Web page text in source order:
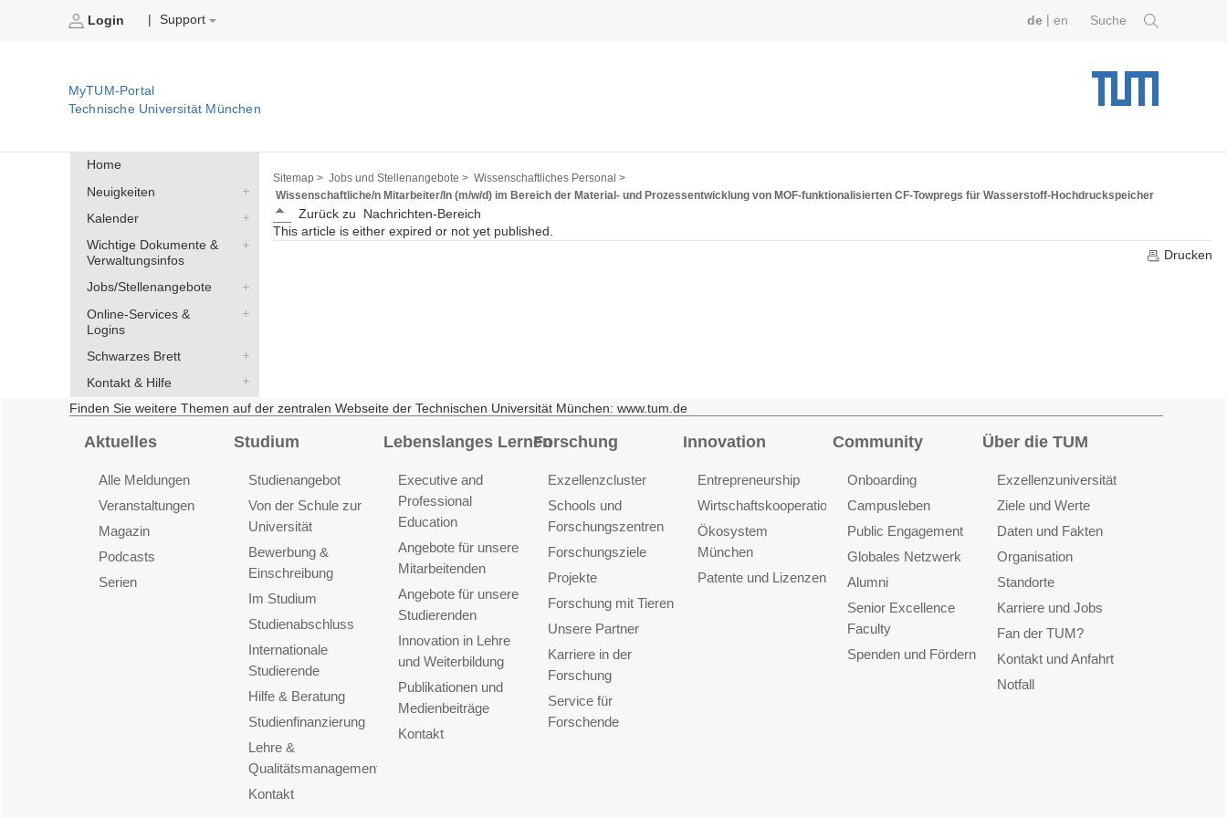
Login Support Suche
de en
MyTUM-Portal
Technische Universität München
Home
Neuigkeiten
Kalender
Wichtige Dokumente &
Verwaltungsinfos
Jobs/Stellenangebote
Online-Services &
Logins
Schwarzes Brett
Kontakt & Hilfe
Sitemap > Jobs und Stellenangebote > Wissenschaftliches Personal >
Wissenschaftliche/n Mitarbeiter/In (m/w/d) im Bereich der Material- und Prozessentwicklung von MOF-funktionalisierten CF-Towpregs für Wasserstoff-Hochdruckspeicher
Zurück zu
Nachrichten-Bereich
This article is either expired or not yet published.
Drucken
Finden Sie weitere Themen auf der zentralen Webseite der Technischen Universität München: www.tum.de
Aktuelles
Alle Meldungen
Veranstaltungen
Magazin
Podcasts
Serien
Studium
Studienangebot
Von der Schule zur
Universität
Bewerbung &
Einschreibung
Im Studium
Studienabschluss
Internationale
Studierende
Hilfe & Beratung
Studienfinanzierung
Lehre &
Qualitätsmanagement
Kontakt
Lebenslanges Lernen
Executive and
Professional
Education
Angebote für unsere
Mitarbeitenden
Angebote für unsere
Studierenden
Innovation in Lehre
und Weiterbildung
Publikationen und
Medienbeiträge
Kontakt
Forschung
Exzellenzcluster
Schools und
Forschungszentren
Forschungsziele
Projekte
Forschung mit Tieren
Unsere Partner
Karriere in der
Forschung
Service für
Forschende
Innovation
Entrepreneurship
Wirtschaftskooperationen
Ökosystem
München
Patente und Lizenzen
Community
Onboarding
Campusleben
Public Engagement
Globales Netzwerk
Alumni
Senior Excellence
Faculty
Spenden und Fördern
Über die TUM
Exzellenzuniversität
Ziele und Werte
Daten und Fakten
Organisation
Standorte
Karriere und Jobs
Fan der TUM?
Kontakt und Anfahrt
Notfall